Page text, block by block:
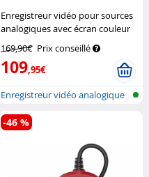
Enregistreur vidéo pour sources
analogiques avec écran couleur
169,90€ Prix conseillé
109,95€
Enregistreur vidéo analogique
avec...
-46 %